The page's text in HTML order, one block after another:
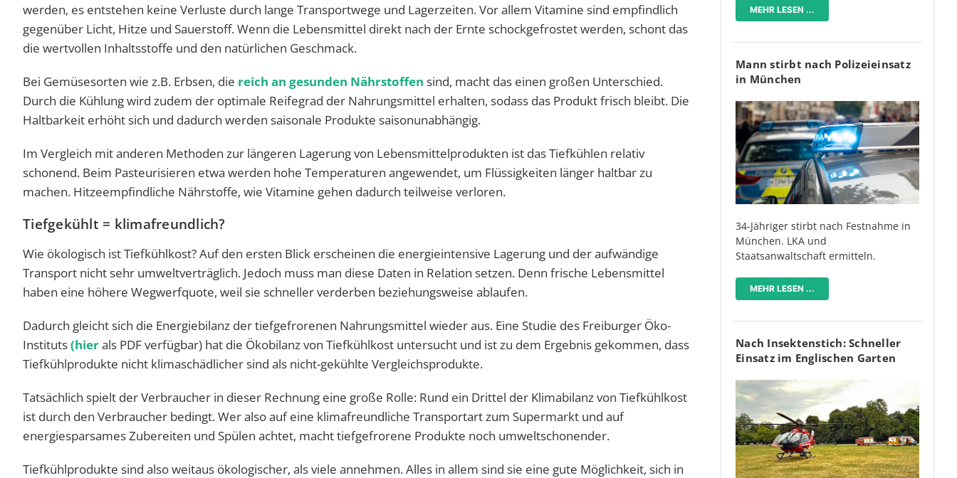
werden, es entstehen keine Verluste durch lange Transportwege und Lagerzeiten. Vor allem Vitamine sind empfindlich
gegenüber Licht, Hitze und Sauerstoff. Wenn die Lebensmittel direkt nach der Ernte schockgefrostet werden, schont das
die wertvollen Inhaltsstoffe und den natürlichen Geschmack.
Bei Gemüsesorten wie z.B. Erbsen, die reich an gesunden Nährstoffen sind, macht das einen großen Unterschied.
Durch die Kühlung wird zudem der optimale Reifegrad der Nahrungsmittel erhalten, sodass das Produkt frisch bleibt. Die
Haltbarkeit erhöht sich und dadurch werden saisonale Produkte saisonunabhängig.
Im Vergleich mit anderen Methoden zur längeren Lagerung von Lebensmittelprodukten ist das Tiefkühlen relativ
schonend. Beim Pasteurisieren etwa werden hohe Temperaturen angewendet, um Flüssigkeiten länger haltbar zu
machen. Hitzeempfindliche Nährstoffe, wie Vitamine gehen dadurch teilweise verloren.
Tiefgekühlt = klimafreundlich?
Wie ökologisch ist Tiefkühlkost? Auf den ersten Blick erscheinen die energieintensive Lagerung und der aufwändige
Transport nicht sehr umweltverträglich. Jedoch muss man diese Daten in Relation setzen. Denn frische Lebensmittel
haben eine höhere Wegwerfquote, weil sie schneller verderben beziehungsweise ablaufen.
Dadurch gleicht sich die Energiebilanz der tiefgefrorenen Nahrungsmittel wieder aus. Eine Studie des Freiburger Öko-
Instituts(hierals PDF verfügbar) hat die Ökobilanz von Tiefkühlkost untersucht und ist zu dem Ergebnis gekommen, dass
Tiefkühlprodukte nicht klimaschädlicher sind als nicht-gekühlte Vergleichsprodukte.
Tatsächlich spielt der Verbraucher in dieser Rechnung eine große Rolle: Rund ein Drittel der Klimabilanz von Tiefkühlkost
ist durch den Verbraucher bedingt. Wer also auf eine klimafreundliche Transportart zum Supermarkt und auf
energiesparsames Zubereiten und Spülen achtet, macht tiefgefrorene Produkte noch umweltschonender.
Tiefkühlprodukte sind also weitaus ökologischer, als viele annehmen. Alles in allem sind sie eine gute Möglichkeit, sich in
MEHR LESEN ...
Mann stirbt nach Polizeieinsatz
in München
34-Jähriger stirbt nach Festnahme in
München. LKA und
Staatsanwaltschaft ermitteln.
MEHR LESEN ...
Nach Insektenstich: Schneller
Einsatz im Englischen Garten